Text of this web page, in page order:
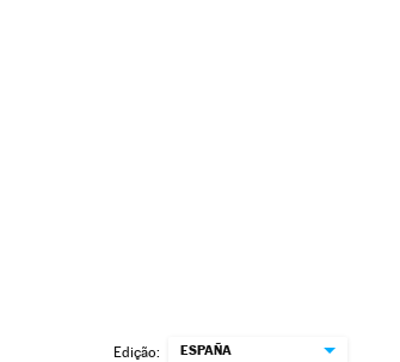
Edição: ESPAÑA